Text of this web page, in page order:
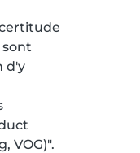
d'y
VOG)".